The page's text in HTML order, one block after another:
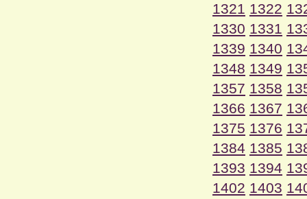
1321 1322
1330 1331
1339 1340
1348 1349
1357 1358
1366 1367
1375 1376
1384 1385
1393 1394
1402 1403